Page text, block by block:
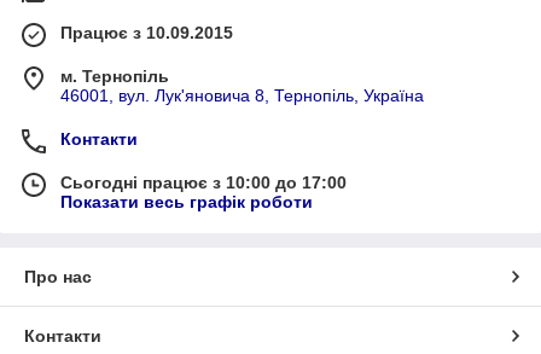
Працює з 10.09.2015
м. Тернопіль
46001, вул. Лук'яновича 8, Тернопіль, Україна
Контакти
Сьогодні працює з 10:00 до 17:00
Показати весь графік роботи
Про нас
Контакти